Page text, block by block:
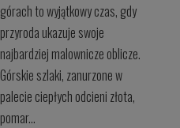
górach to wyjątkowy czas, gdy
przyroda ukazuje swoje
najbardziej malownicze oblicze.
Górskie szlaki, zanurzone w
palecie ciepłych odcieni złota,
pomar...